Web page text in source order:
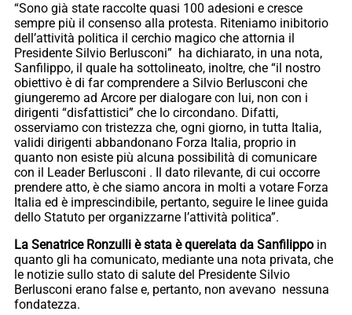
“Sono già state raccolte quasi 100 adesioni e cresce
sempre più il consenso alla protesta. Riteniamo inibitorio
dell’attività politica il cerchio magico che attornia il
Presidente Silvio Berlusconi” ha dichiarato, in una nota,
Sanfilippo, il quale ha sottolineato, inoltre, che “il nostro
obiettivo è di far comprendere a Silvio Berlusconi che
giungeremo ad Arcore per dialogare con lui, non con i
dirigenti “disfattistici” che lo circondano. Difatti,
osserviamo con tristezza che, ogni giorno, in tutta Italia,
validi dirigenti abbandonano Forza Italia, proprio in
quanto non esiste più alcuna possibilità di comunicare
con il Leader Berlusconi . Il dato rilevante, di cui occorre
prendere atto, è che siamo ancora in molti a votare Forza
Italia ed è imprescindibile, pertanto, seguire le linee guida
dello Statuto per organizzarne l’attività politica”.
La Senatrice Ronzulli è stata è querelata da Sanfilippo in
quanto gli ha comunicato, mediante una nota privata, che
le notizie sullo stato di salute del Presidente Silvio
Berlusconi erano false e, pertanto, non avevano nessuna
fondatezza.